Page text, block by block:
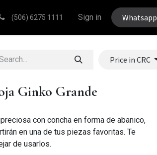
(506) 6275 1111 Sign in Whatsapp
Price in CRC
Ginko Grande
con concha en forma de abanico,
en una de tus piezas favoritas. Te
de usarlos.